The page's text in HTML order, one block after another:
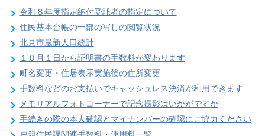
令和８年度指定納付受託者の指定について
住民基本台帳の一部の写しの閲覧状況
北見市最新人口統計
１０月１日から証明書の手数料が変わります
町名変更・住居表示実施後の住所変更
手数料などのお支払いでキャッシュレス決済が利用できます
メモリアルフォトコーナーで記念撮影はいかがですか
手続きの際の本人確認とマイナンバーの確認にご協力ください